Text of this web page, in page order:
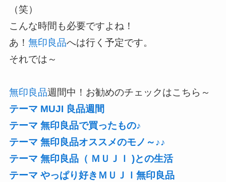
（笑）
こんな時間も必要ですよね！
あ！ 無印良品へは行く予定です。
それでは～
無印良品週間中！お勧めのチェックはこちら～
テーマ MUJI 良品週間
テーマ 無印良品で買ったもの♪
テーマ 無印良品オススメのモノ～♪♪
テーマ 無印良品（ ＭＵＪＩ )との生活
テーマ やっぱり好きＭＵＪＩ無印良品